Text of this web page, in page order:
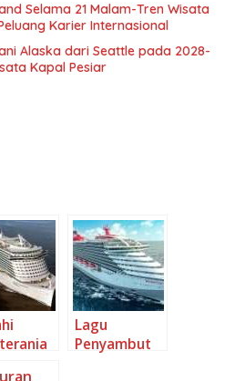
Selama 21 Malam-Tren Wisata
Karier Internasional
Alaska dari Seattle pada 2028-
Kapal Pesiar
Dingin
Lagu
Penyambut